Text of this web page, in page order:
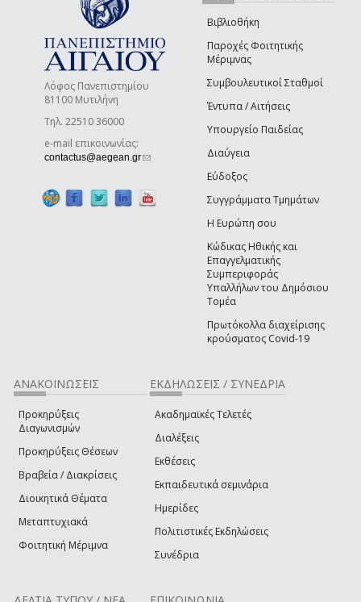
Λόφος Πανεπιστημίου
81100 Μυτιλήνη
Τηλ. 22510 36000
e-mail επικοινωνίας:
contactus@aegean.gr(link sends e-mail)
Βιβλιοθήκη
Παροχές Φοιτητικής
Μέριμνας
Συμβουλευτικοί Σταθμοί
Έντυπα / Αιτήσεις
Υπουργείο Παιδείας
Διαύγεια
Εύδοξος
Συγγράμματα Τμημάτων
Η Ευρώπη σου
Κώδικας Ηθικής και
Επαγγελματικής
Συμπεριφοράς
Υπαλλήλων του Δημόσιου
Τομέα
Πρωτόκολλα διαχείρισης
κρούσματος Covid-19
ΑΝΑΚΟΙΝΩΣΕΙΣ
Προκηρύξεις
Διαγωνισμών
Προκηρύξεις Θέσεων
Βραβεία / Διακρίσεις
Διοικητικά Θέματα
Μεταπτυχιακά
Φοιτητική Μέριμνα
ΕΚΔΗΛΩΣΕΙΣ / ΣΥΝΕΔΡΙΑ
Ακαδημαϊκές Τελετές
Διαλέξεις
Εκθέσεις
Εκπαιδευτικά σεμινάρια
Ημερίδες
Πολιτιστικές Εκδηλώσεις
Συνέδρια